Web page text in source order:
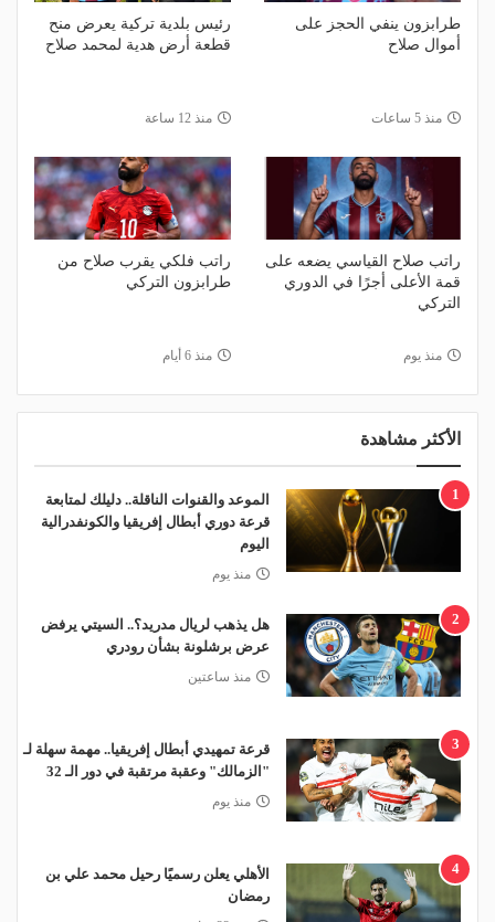
طرابزون ينفي الحجز على
أموال صلاح
منذ 5 ساعات
رئيس بلدية تركية يعرض منح
قطعة أرض هدية لمحمد صلاح
منذ 12 ساعة
راتب صلاح القياسي يضعه على
قمة الأعلى أجرًا في الدوري
التركي
منذ يوم
راتب فلكي يقرب صلاح من
طرابزون التركي
منذ 6 أيام
الأكثر مشاهدة
1
الموعد والقنوات الناقلة.. دليلك لمتابعة
قرعة دوري أبطال إفريقيا والكونفدرالية
اليوم
منذ يوم
2
هل يذهب لريال مدريد؟.. السيتي يرفض
عرض برشلونة بشأن رودري
منذ ساعتين
3
قرعة تمهيدي أبطال إفريقيا.. مهمة سهلة لـ
"الزمالك" وعقبة مرتقبة في دور الـ 32
منذ يوم
4
الأهلي يعلن رسميًا رحيل محمد علي بن
رمضان